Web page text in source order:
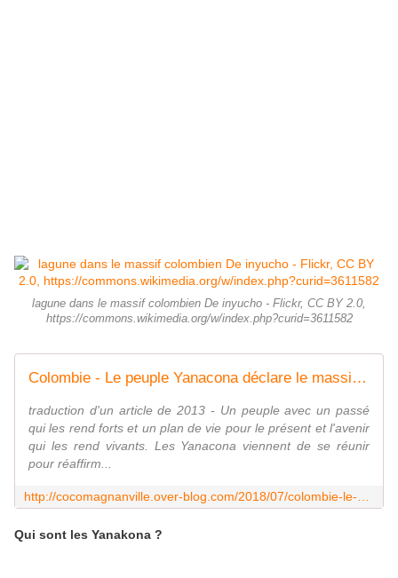
lagune dans le massif colombien De inyucho - Flickr, CC BY 2.0,
https://commons.wikimedia.org/w/index.php?curid=3611582
Colombie - Le peuple Yanacona déclare le massif colombien libre de tout pillage - coco Magnanville
traduction d'un article de 2013 - Un peuple avec un passé
qui les rend forts et un plan de vie pour le présent et l'avenir
qui les rend vivants. Les Yanacona viennent de se réunir
pour réaffirm...
Qui sont les Yanakona ?